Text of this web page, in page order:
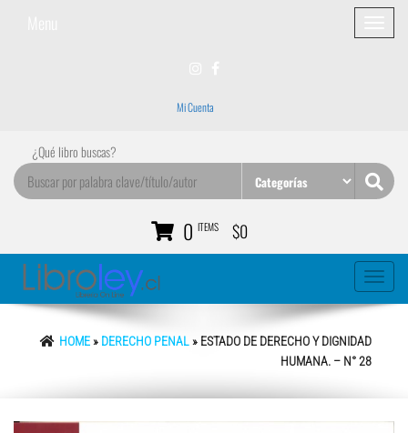
Mi Cuenta
¿Qué libro buscas?
0 ITEMS $0
Toggle
HOME» DERECHO PENAL» ESTADO DE DERECHO Y DIGNIDAD
HUMANA. – N° 28